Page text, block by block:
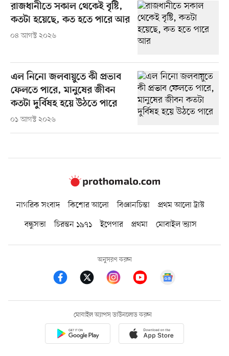
রাজধানীতে সকাল থেকেই বৃষ্টি,
কতটা হয়েছে, কত হতে পারে আর
০৪ আগস্ট ২০২৬
এল নিনো জলবায়ুতে কী প্রভাব
ফেলতে পারে, মানুষের জীবন
কতটা দুর্বিষহ হয়ে উঠতে পারে
০১ আগস্ট ২০২৬
নাগরিক সংবাদ কিশোর আলো বিজ্ঞানচিন্তা
প্রথম আলো ট্রাস্ট
বন্ধুসভা
চিরন্তন ১৯৭১ ইপেপার প্রথমা মোবাইল ভ্যাস
অনুসরণ করুন
মোবাইল অ্যাপস ডাউনলোড করুন